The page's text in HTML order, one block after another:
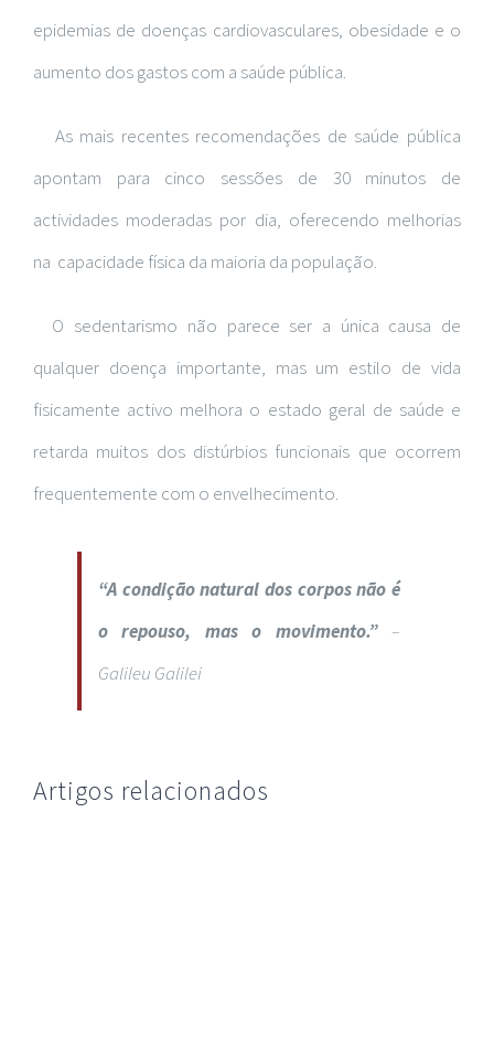
epidemias de doenças cardiovasculares, obesidade e o
aumento dos gastos com a saúde pública.
As mais recentes recomendações de saúde pública
apontam para cinco sessões de 30 minutos de
actividades moderadas por dia, oferecendo melhorias
na capacidade física da maioria da população.
O sedentarismo não parece ser a única causa de
qualquer doença importante, mas um estilo de vida
fisicamente activo melhora o estado geral de saúde e
retarda muitos dos distúrbios funcionais que ocorrem
frequentemente com o envelhecimento.
“A condição natural dos corpos não é
o repouso, mas o movimento.”–
Galileu Galilei
Artigos relacionados